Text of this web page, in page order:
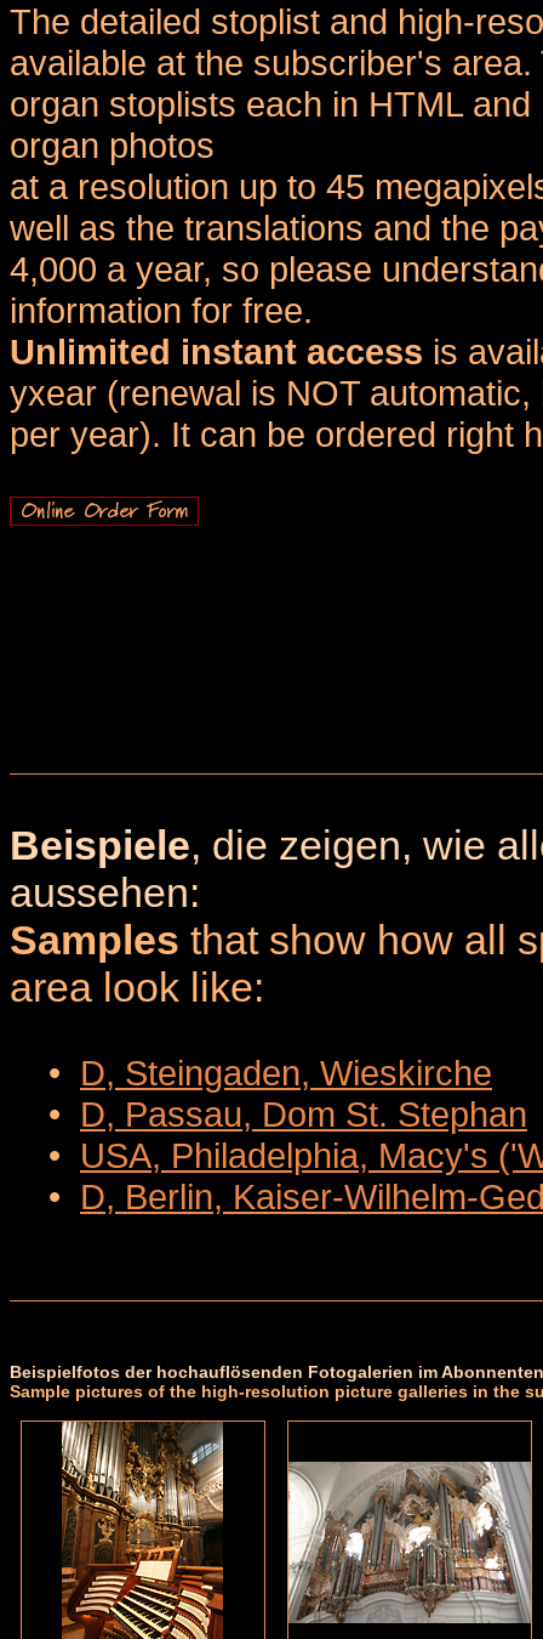
The detailed stoplist and high-
available at the subscriber's
organ stoplists each in HTML
organ photos
at a resolution up to 45
well as the translations and the
4,000 a year, so please
information for free.
Unlimited instant access is
yxear (renewal is NOT
per year). It can be ordered right
Beispiele, die zeigen, wie
aussehen:
Samples that show how all
area look like:
• D, Steingaden, Wieskirche
• D, Passau, Dom St. Stephan
• USA, Philadelphia, Macy's
• D, Berlin, Kaiser-Wilhelm-
Beispielfotos der hochauflösenden Fotogalerien im
Sample pictures of the high-resolution picture galleries in the